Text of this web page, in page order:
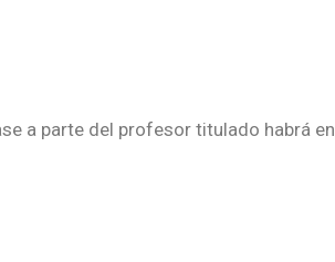
a parte del profesor titulado habrá en